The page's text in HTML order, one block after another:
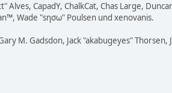
CapadY, ChalkCat, Chas Large,
Wade "sησω" Poulsen und xenovanis.
M. Gadsdon, Jack "akabugeyes" Thorsen,